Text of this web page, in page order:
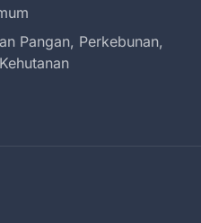
Pangan, Perkebunan,